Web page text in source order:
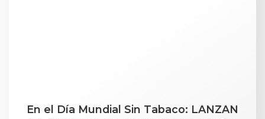
En el Día Mundial Sin Tabaco: LANZAN